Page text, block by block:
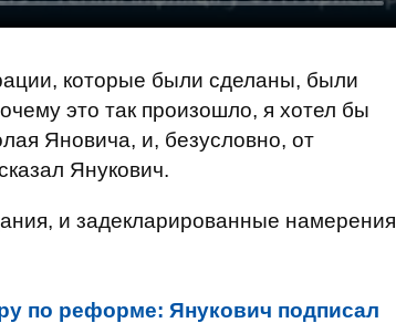
которые были сделаны, были
это так произошло, я хотел бы
Яновича, и, безусловно, от
Янукович.
и задекларированные намерения
по реформе: Янукович подписал